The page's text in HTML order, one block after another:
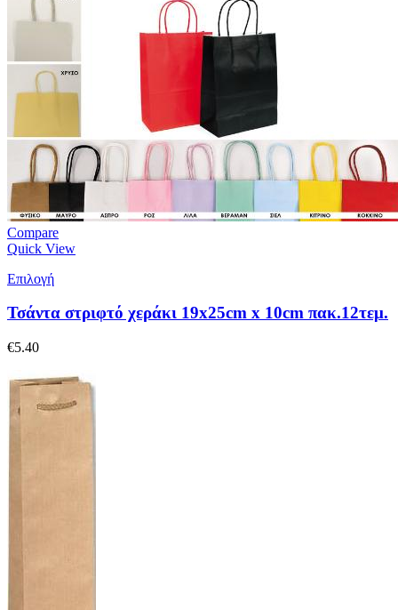
Compare
Quick View
Επιλογή
Τσάντα στριφτό χεράκι 19x25cm x 10cm πακ.12τεμ.
€5.40